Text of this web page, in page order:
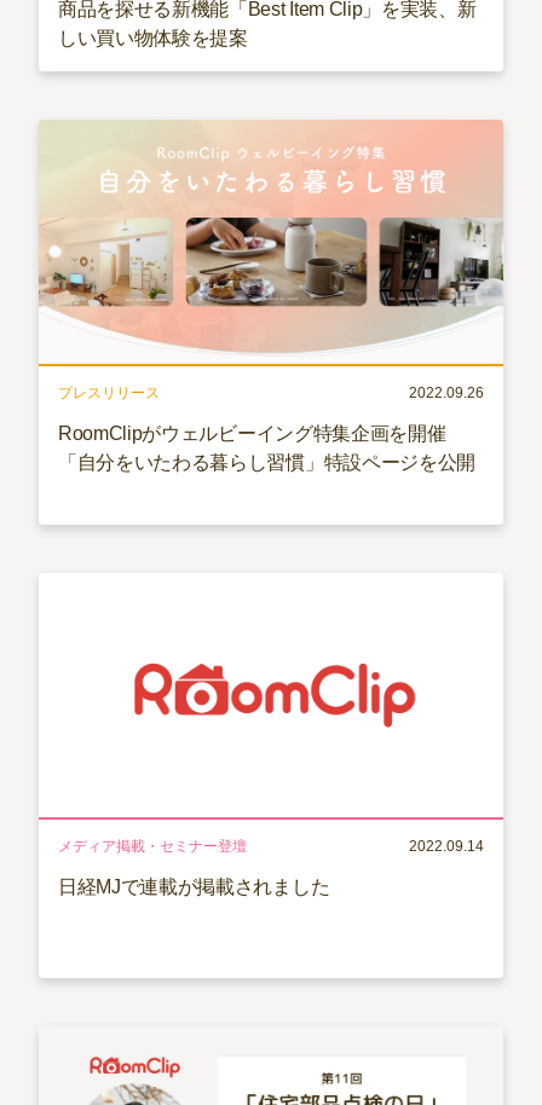
商品を探せる新機能「Best Item Clip」を実装、新
しい買い物体験を提案
プレスリリース 2022.09.26
RoomClipがウェルビーイング特集企画を開催
「自分をいたわる暮らし習慣」特設ページを公開
メディア掲載・セミナー登壇 2022.09.14
日経MJで連載が掲載されました